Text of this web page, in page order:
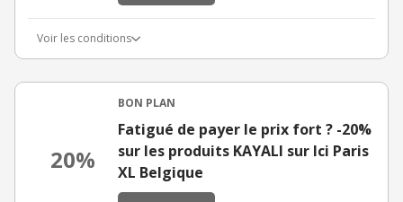
Voir les conditions
20%
BON PLAN
Fatigué de payer le prix fort ? -20%
sur les produits KAYALI sur Ici Paris
XL Belgique